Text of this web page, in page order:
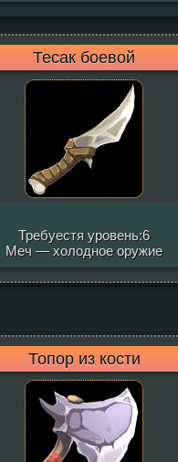
Тесак боевой
Требуестя уровень:6
Меч — холодное оружие
Топор из кости